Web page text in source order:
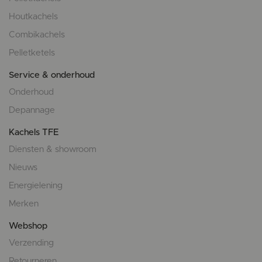
Houtkachels
Combikachels
Pelletketels
Service & onderhoud
Onderhoud
Depannage
Kachels TFE
Diensten & showroom
Nieuws
Energielening
Merken
Webshop
Verzending